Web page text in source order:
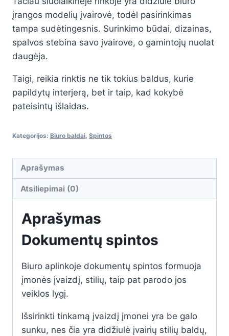
įrangos modelių įvairovė, todėl pasirinkimas
tampa sudėtingesnis. Surinkimo būdai, dizainas,
spalvos stebina savo įvairove, o gamintojų nuolat
daugėja.
Taigi, reikia rinktis ne tik tokius baldus, kurie
papildytų interjerą, bet ir taip, kad kokybė
pateisintų išlaidas.
Kategorijos: Biuro baldai Spintos
Aprašymas
Atsiliepimai (0)
Aprašymas
Dokumentų spintos
Biuro aplinkoje dokumentų spintos formuoja
įmonės įvaizdį, stilių, taip pat parodo jos
veiklos lygį.
Išsirinkti tinkamą įvaizdį įmonei yra be galo
sunku, nes čia yra didžiulė įvairių stilių baldų,